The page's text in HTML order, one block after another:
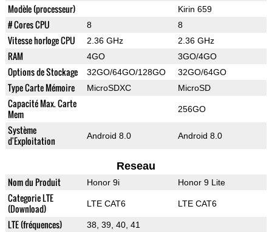
Modèle (processeur) Kirin 659
# Cores CPU 8 8
Vitesse horloge CPU 2.36 GHz 2.36 GHz
RAM 4GO 3GO/4GO
Options de Stockage 32GO/64GO/128GO 32GO/64GO
Type Carte Mémoire MicroSDXC MicroSD
Capacité Max. Carte
Mem
256GO
Système
d'Exploitation
Android 8.0 Android 8.0
Reseau
Nom du Produit Honor 9i Honor 9 Lite
Categorie LTE
(Download)
LTE CAT6 LTE CAT6
LTE (fréquences) 38, 39, 40, 41